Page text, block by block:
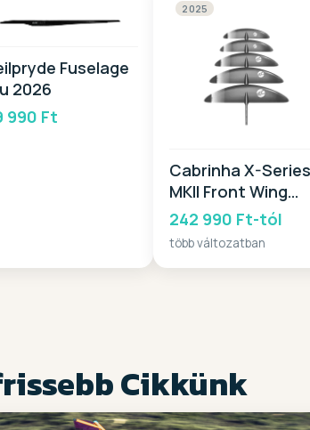
Fuselage
2026
990 Ft
2025
Cabrinha X-Series
MKII Front Wing
2025
242 990 Ft-tól
több változatban
Cikkünk